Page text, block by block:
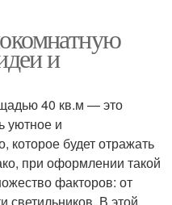
и
40 кв.м — это
уютное и
которое будет отражать
при оформлении такой
факторов: от